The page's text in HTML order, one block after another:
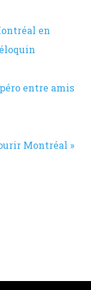
en
entre amis
Montréal »